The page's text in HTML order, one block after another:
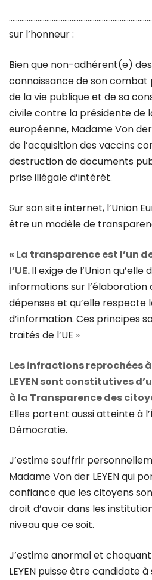
sur l’honneur :
Bien que non-adhérent(e) des
connaissance de son
de la vie publique et de sa
civile contre la présidente de
européenne, Madame Von der
de l’acquisition des vaccins
destruction de documents
prise illégale d’intérêt.
Sur son site internet, l’Union
être un modèle de
« La transparence est l’un
l’UE.Il exige de l’Union qu’elle
informations sur l’élaboration
dépenses et qu’elle
d’information. Ces principes
traités de l’UE »
Les infractions reprochées
LEYEN sont constitutives
à la Transparence des
Elles portent aussi atteinte à
Démocratie.
J’estime souffrir
Madame Von der LEYEN qui
confiance que les citoyens
droit d’avoir dans les
niveau que ce soit.
J’estime anormal et
LEYEN puisse être candidate